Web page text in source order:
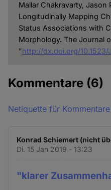
Mallar Chakravarty, Jason
Longitudinally Mapping
Status Associations with
Morphology. The Journal
"http://dx.doi.org/10.1523/
Kommentare (6)
Netiquette für Kommentare
Konrad Schiemert (nicht
Di. 15 Jan 2019 - 13:23
"klarer